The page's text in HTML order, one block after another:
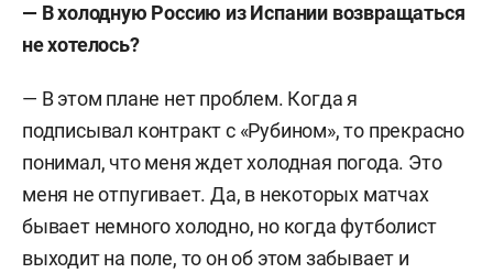
— В холодную Россию из Испании возвращаться
не хотелось?
— В этом плане нет проблем. Когда я
подписывал контракт с «Рубином», то прекрасно
понимал, что меня ждет холодная погода. Это
меня не отпугивает. Да, в некоторых матчах
бывает немного холодно, но когда футболист
выходит на поле, то он об этом забывает и